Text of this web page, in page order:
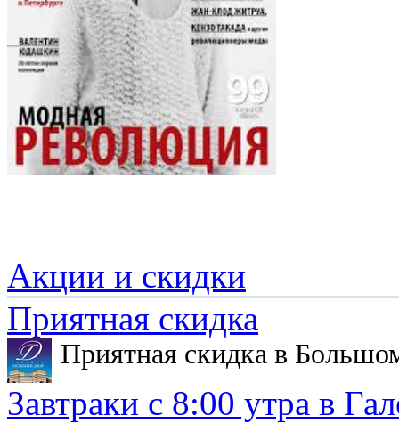
Акции и скидки
Приятная скидка
Приятная скидка в
Завтраки с 8:00 утра в